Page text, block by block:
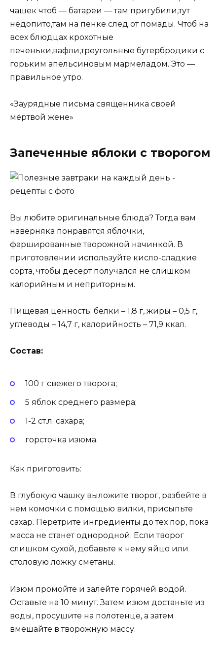
чашек чтоб — батареи — там пригубили,тут
недопито,там на пенке след от помады. Чтоб на
всех блюдцах крохотные
печеньки,вафли,треугольные бутербродики с
горьким апельсиновым мармеладом. Это —
правильное утро.
«Заурядные письма священника своей
мёртвой жене»
Запеченные яблоки с творогом
Вы любите оригинальные блюда? Тогда вам
наверняка понравятся яблочки,
фаршированные творожной начинкой. В
приготовлении используйте кисло-сладкие
сорта, чтобы десерт получался не слишком
калорийным и неприторным.
Пищевая ценность: белки – 1,8 г, жиры – 0,5 г,
углеводы – 14,7 г, калорийность – 71,9 ккал.
Состав:
100 г свежего творога;
5 яблок среднего размера;
1-2 ст.л. сахара;
горсточка изюма.
Как приготовить:
В глубокую чашку выложите творог, разбейте в
нем комочки с помощью вилки, присыпьте
сахар. Перетрите ингредиенты до тех пор, пока
масса не станет однородной. Если творог
слишком сухой, добавьте к нему яйцо или
столовую ложку сметаны.
Изюм промойте и залейте горячей водой.
Оставьте на 10 минут. Затем изюм достаньте из
воды, просушите на полотенце, а затем
вмешайте в творожную массу.